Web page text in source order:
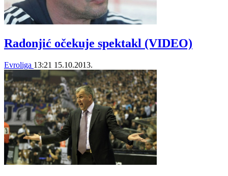
Radonjić očekuje spektakl (VIDEO)
Evroliga 13:21 15.10.2013.